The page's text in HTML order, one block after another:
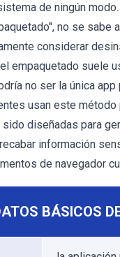
de ningún
no se
considerar
empaquetado suele
no ser la única
usan este método
diseñadas para
información
de navegador
BÁSICOS